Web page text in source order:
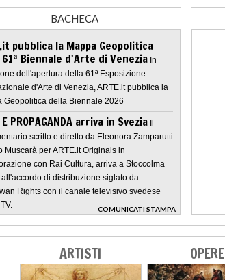
BACHECA
pubblica la Mappa Geopolitica
Biennale d'Arte di Venezia In
dell'apertura della 61ª Esposizione
d'Arte di Venezia, ARTE.it pubblica la
Geopolitica della Biennale 2026
E PROPAGANDA arriva in Svezia Il
scritto e diretto da Eleonora Zamparutti
Muscarà per ARTE.it Originals in
con Rai Cultura, arriva a Stoccolma
di distribuzione siglato da
Rights con il canale televisivo svedese
COMUNICATI STAMPA
>
ARTISTI OPERE